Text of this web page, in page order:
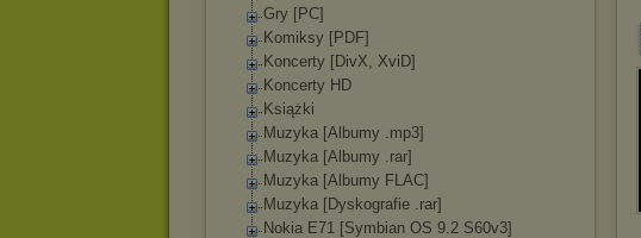
Gry [PC]
Komiksy [PDF]
Koncerty [DivX, XviD]
Koncerty HD
Książki
Muzyka [Albumy .mp3]
Muzyka [Albumy .rar]
Muzyka [Albumy FLAC]
Muzyka [Dyskografie .rar]
Nokia E71 [Symbian OS 9.2 S60v3]